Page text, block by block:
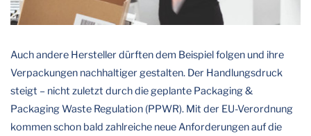
Auch andere Hersteller dürften dem Beispiel folgen und ihre
Verpackungen nachhaltiger gestalten. Der Handlungsdruck
steigt – nicht zuletzt durch die geplante Packaging &
Packaging Waste Regulation (PPWR). Mit der EU-Verordnung
kommen schon bald zahlreiche neue Anforderungen auf die